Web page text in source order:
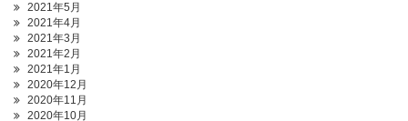
2021年5月
2021年4月
2021年3月
2021年2月
2021年1月
2020年12月
2020年11月
2020年10月